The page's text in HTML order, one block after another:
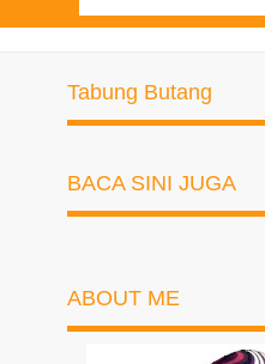
Tabung Butang
BACA SINI JUGA
ABOUT ME